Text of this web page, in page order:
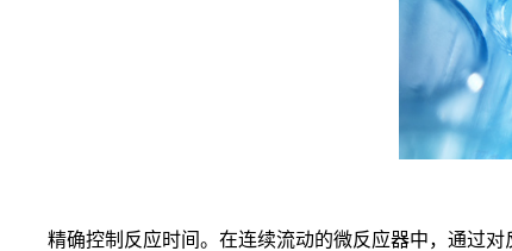
精确控制反应时间。在连续流动的微反应器中，通过对